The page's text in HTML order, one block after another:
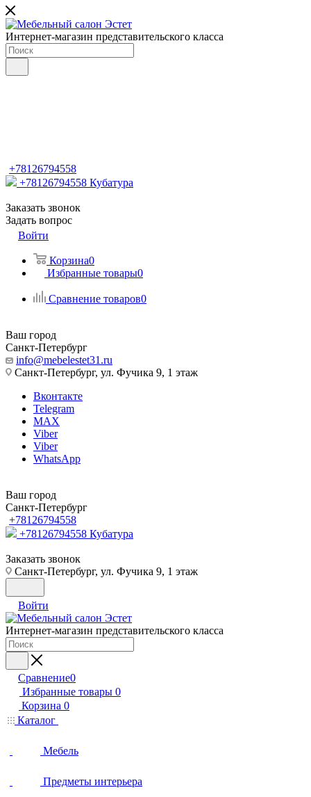
Интернет-магазин представительского класса
+78126794558
+78126794558 Кубатура
Заказать звонок
Задать вопрос
Войти
Корзина0
Избранные товары0
Сравнение товаров0
Ваш город
Санкт-Петербург
info@mebelestet31.ru
Санкт-Петербург, ул. Фучика 9, 1 этаж
Вконтакте
Telegram
MAX
Viber
Viber
WhatsApp
Ваш город
Санкт-Петербург
+78126794558
+78126794558 Кубатура
Заказать звонок
Санкт-Петербург, ул. Фучика 9, 1 этаж
Войти
Интернет-магазин представительского класса
Сравнение0
Избранные товары 0
Корзина 0
Каталог
Мебель
Предметы интерьера